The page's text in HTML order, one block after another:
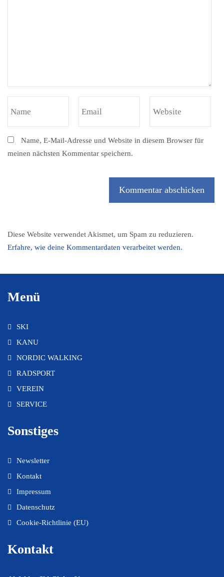
Name, E-Mail-Adresse und Website in diesem Browser für
meinen nächsten Kommentar speichern.
Diese Website verwendet Akismet, um Spam zu reduzieren.
Erfahre, wie deine Kommentardaten verarbeitet werden.
Menü
SKI
KANU
NORDIC WALKING
RADSPORT
VEREIN
SERVICE
Sonstiges
Newsletter
Kontakt
Impressum
Datenschutz
Cookie-Richtlinie (EU)
Kontakt